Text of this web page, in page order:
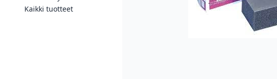
Kaikki tuotteet